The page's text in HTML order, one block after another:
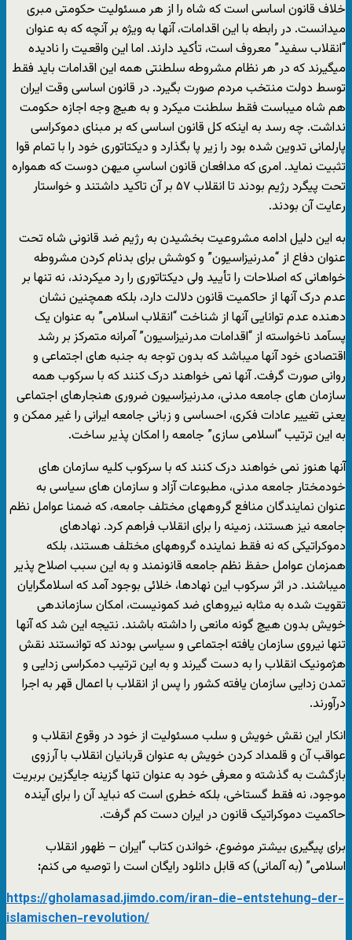
خلاف قانون اساسی است که شاه را از هر مسئولیت حکومتی مبری
میدانست. در رابطه با این اقدامات، آنها به ویژه بر آنچه که به عنوان
“انقلاب سفید” معروف است، تأکید دارند. اما این واقعیت را نادیده
میگیرند که در هر نظام مشروطه سلطنتی همه این اقدامات باید فقط
توسط دولت منتخب مردم صورت بگیرد. در قانون اساسی وقت ایران
هم شاه میباست فقط سلطنت میکرد و به هیچ وجه اجازه حکومت
نداشت. چه رسد به اینکه کل قانون اساسی که بر مبنای دموکراسی
پارلمانی تدوین شده بود را زیر پا بگذارد و دیکتاتوری خود را با تمام قوا
تثبیت نماید. امری که مدافعان قانون اساسیِ میهن دوست که همواره
تحت پیگرد رژیم بودند تا انقلاب ۵۷ بر آن تاکید داشتند و خواستار
رعایت آن بودند.
به این دلیل ادامه مشروعیت بخشیدن به رژیم ضد قانونی شاه تحت
عنوان دفاع از “مدرنیزاسیون” و کوشش برای بدنام کردن مشروطه
خواهانی که اصلاحات را تأیید ولی دیکتاتوری را رد میکردند، نه تنها بر
عدم درک آنها از حاکمیت قانون دلالت دارد، بلکه همچنین نشان
دهنده عدم توانایی آنها از شناخت “انقلاب اسلامی” به عنوان یک
پسآمد ناخواسته از “اقدامات مدرنیزاسیون” آمرانه متمرکز بر رشد
اقتصادی خود آنها میباشد که بدون توجه به جنبه های اجتماعی و
روانی صورت گرفت. آنها نمی خواهند درک کنند که با سرکوب همه
سازمان های جامعه مدنی، مدرنیزاسیون ضروری هنجارهای اجتماعی
یعنی تغییر عادات فکری، احساسی و زبانی جامعه ایرانی را غیر ممکن و
به این ترتیب “اسلامی سازی” جامعه را امکان پذیر ساخت.
آنها هنوز نمی خواهند درک کنند که با سرکوب کلیه سازمان های
خودمختار جامعه مدنی، مطبوعات آزاد و سازمان های سیاسی به
عنوان نمایندگان منافع گروههای مختلف جامعه، که ضمنا عوامل نظم
جامعه نیز هستند، زمینه را برای انقلاب فراهم کرد. نهادهای
دموکراتیکی که نه فقط نماینده گروههای مختلف هستند، بلکه
همزمان عوامل حفظ نظم جامعه قانونمند و به این سبب اصلاح پذیر
میباشند. در اثر سرکوب این نهادها، خلائی بوجود آمد که اسلامگرایان
تقویت شده به مثابه نیروهای ضد کمونیست، امکان سازماندهی
خویش بدون هیچ گونه مانعی را داشته باشند. نتیجه این شد که آنها
تنها نیروی سازمان یافته اجتماعی و سیاسی بودند که توانستند نقش
هژمونیک انقلاب را به دست گیرند و به این ترتیب دمکراسی زدایی و
تمدن زدایی سازمان یافته کشور را پس از انقلاب با اعمال قهر به اجرا
درآورند.
انکار این نقش خویش و سلب مسئولیت از خود در وقوع انقلاب و
عواقب آن و قلمداد کردن خویش به عنوان قربانیان انقلاب با آرزوی
بازگشت به گذشته و معرفی خود به عنوان تنها گزینه جایگزین بربریت
موجود، نه فقط گستاخی، بلکه خطری است که نباید آن را برای آینده
حاکمیت دموکراتیک قانون در ایران دست کم گرفت.
برای پیگیری بیشتر موضوع، خواندن کتاب “ایران – ظهور انقلاب
اسلامی” (به آلمانی) که قابل دانلود رایگان است را توصیه می کنم:
https://gholamasad.jimdo.com/iran-die-entstehung-der-
islamischen-revolution/